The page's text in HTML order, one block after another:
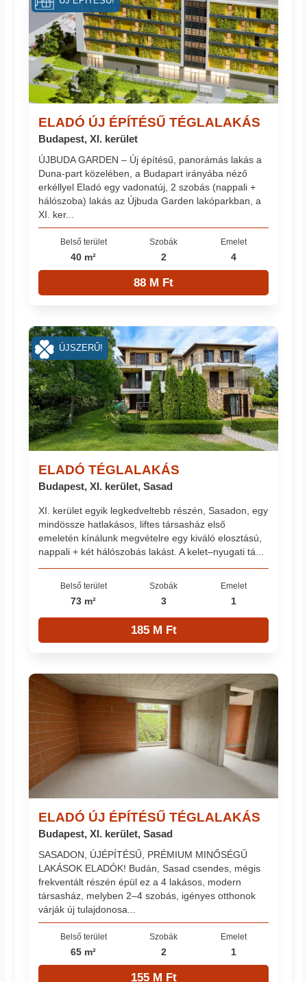
ELADÓ ÚJ ÉPÍTÉSŰ TÉGLALAKÁS
Budapest, XI. kerület
ÚJBUDA GARDEN – Új építésű, panorámás lakás a
Duna-part közelében, a Budapart irányába néző
erkéllyel Eladó egy vadonatúj, 2 szobás (nappali +
hálószoba) lakás az Újbuda Garden lakóparkban, a
XI. ker...
Belső terület
40 m²
Szobák
2
Emelet
4
88 M Ft
ELADÓ TÉGLALAKÁS
Budapest, XI. kerület, Sasad
XI. kerület egyik legkedveltebb részén, Sasadon, egy
mindössze hatlakásos, liftes társasház első
emeletén kínálunk megvételre egy kiváló elosztású,
nappali + két hálószobás lakást. A kelet–nyugati tá...
Belső terület
73 m²
Szobák
3
Emelet
1
185 M Ft
ÚJSZERŰ!
ELADÓ ÚJ ÉPÍTÉSŰ TÉGLALAKÁS
Budapest, XI. kerület, Sasad
SASADON, ÚJÉPÍTÉSŰ, PRÉMIUM MINŐSÉGŰ
LAKÁSOK ELADÓK! Budán, Sasad csendes, mégis
frekventált részén épül ez a 4 lakásos, modern
társasház, melyben 2–4 szobás, igényes otthonok
várják új tulajdonosa...
Belső terület
65 m²
Szobák
2
Emelet
1
155 M Ft